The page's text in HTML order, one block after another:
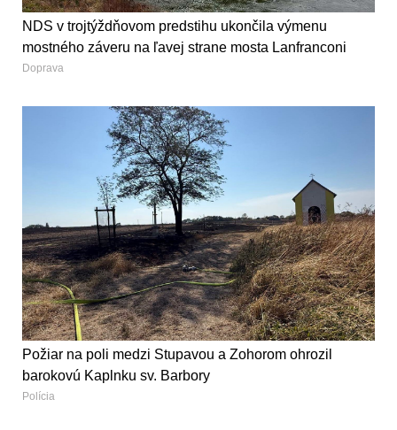
NDS v trojtýždňovom predstihu ukončila výmenu
mostného záveru na ľavej strane mosta Lanfranconi
Doprava
Požiar na poli medzi Stupavou a Zohorom ohrozil
barokovú Kaplnku sv. Barbory
Polícia